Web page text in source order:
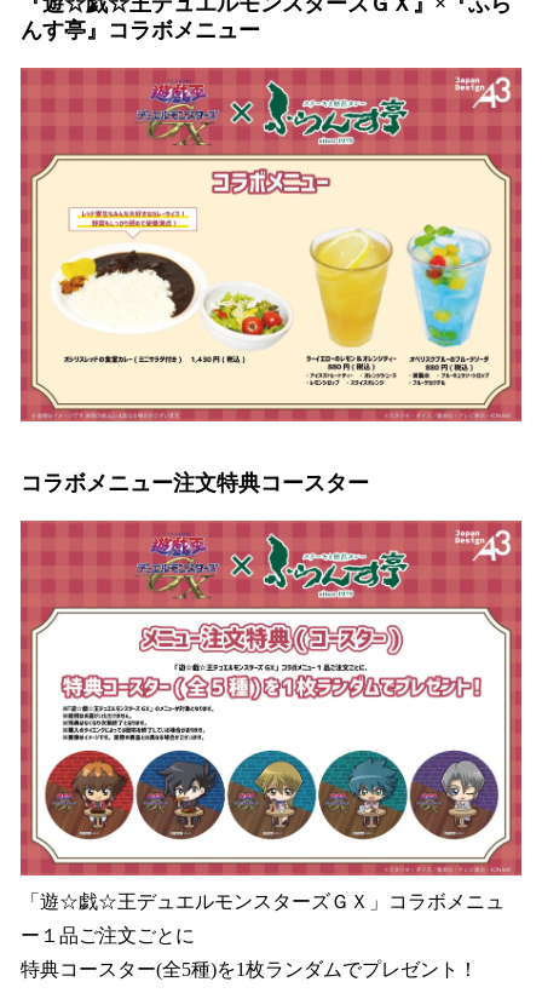
んす亭』コラボメニュー
コラボメニュー注文特典コースター
「遊☆戯☆王デュエルモンスターズＧＸ」コラボメニュ
ー１品ご注文ごとに
特典コースター(全5種)を1枚ランダムでプレゼント！